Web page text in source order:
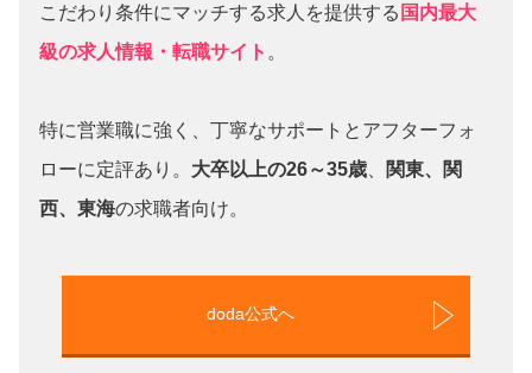
こだわり条件にマッチする求人を提供する 国内最大
級の求人情報・転職サイト 。
特に営業職に強く、丁寧なサポートとアフターフォ
ローに定評あり。 大卒以上の26～35歳、
関東、関
西、東海の求職者向け。
doda公式へ